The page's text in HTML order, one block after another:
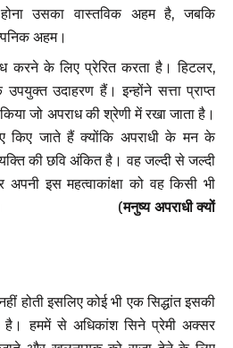
उसका वास्तविक अहम है, जबकि
अहम।
करने के लिए प्रेरित करता है। हिटलर,
उदाहरण हैं। इन्होंने सत्ता प्राप्त
जो अपराध की श्रेणी में रखा जाता है।
किए जाते हैं क्योंकि अपराधी के मन के
की छवि अंकित है। वह जल्दी से जल्दी
इस महत्वाकांक्षा को वह किसी भी
चाहता है। (मनुष्य अपराधी क्यों
होती इसलिए कोई भी एक सिद्धांत इसकी
है। हममें से अधिकांश सिने प्रेमी अक्सर